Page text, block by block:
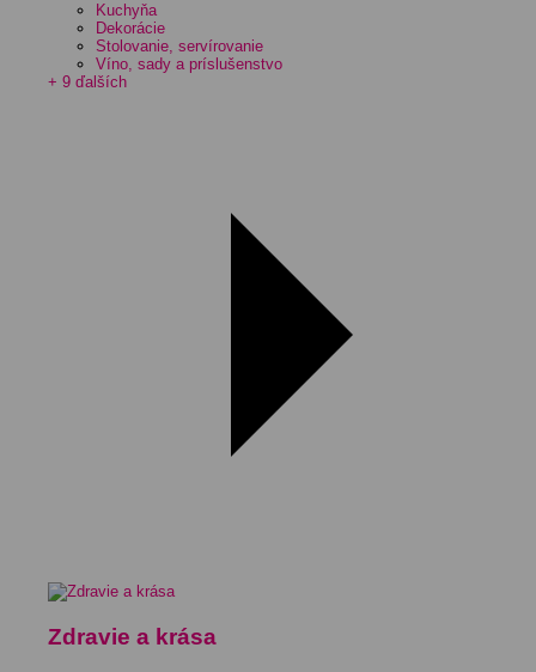
Kuchyňa
Dekorácie
Stolovanie, servírovanie
Víno, sady a príslušenstvo
+ 9 ďalších
Zdravie a krása